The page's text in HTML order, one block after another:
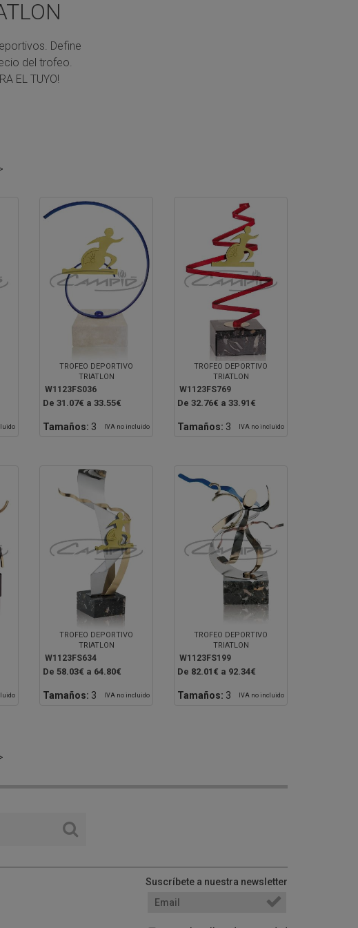
Define
del trofeo.
EL TUYO!
TROFEO DEPORTIVO
TRIATLON
W1123FS036
De 31.07€ a 33.55€
Tamaños: 3 IVA no incluido
TROFEO DEPORTIVO
TRIATLON
W1123FS769
De 32.76€ a 33.91€
Tamaños: 3 IVA no incluido
TROFEO DEPORTIVO
TRIATLON
W1123FS634
De 58.03€ a 64.80€
Tamaños: 3 IVA no incluido
TROFEO DEPORTIVO
TRIATLON
W1123FS199
De 82.01€ a 92.34€
Tamaños: 3 IVA no incluido
Suscríbete a nuestra newsletter